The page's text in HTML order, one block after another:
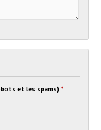
et les spams) *